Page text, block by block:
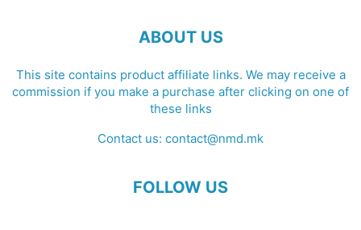
ABOUT US
This site contains product affiliate links. We may receive a
commission if you make a purchase after clicking on one of
these links
Contact us: contact@nmd.mk
FOLLOW US